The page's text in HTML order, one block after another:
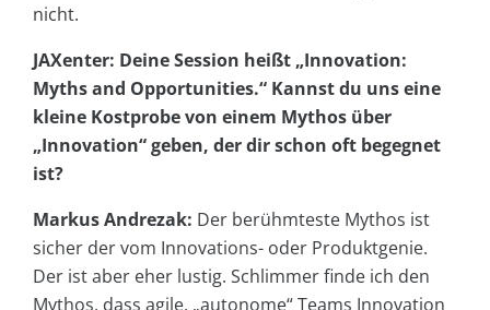
nicht.
JAXenter: Deine Session heißt „Innovation:
Myths and Opportunities.“ Kannst du uns eine
kleine Kostprobe von einem Mythos über
„Innovation“ geben, der dir schon oft begegnet
ist?
Markus Andrezak: Der berühmteste Mythos ist
sicher der vom Innovations- oder Produktgenie.
Der ist aber eher lustig. Schlimmer finde ich den
Mythos, dass agile, „autonome“ Teams Innovation